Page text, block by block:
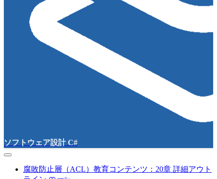
ソフトウェア設計 C#
腐敗防止層（ACL）教育コンテンツ：20章 詳細アウト